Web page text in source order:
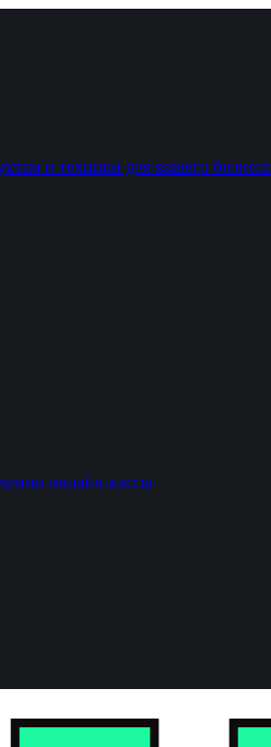
и техники для вашего бизнеса
онлайн-кассы